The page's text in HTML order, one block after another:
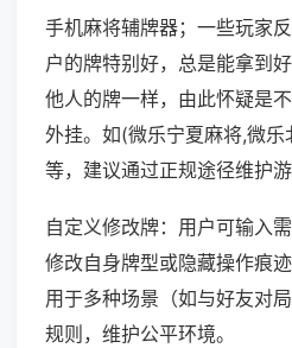
手机麻将辅牌器；一些玩家
户的牌特别好，总是能拿到
他人的牌一样，由此怀疑是
外挂。如(微乐宁夏麻将,微
等，建议通过正规途径维护游
自定义修改牌：用户可输入
修改自身牌型或隐藏操作痕
用于多种场景（如与好友对
规则，维护公平环境。